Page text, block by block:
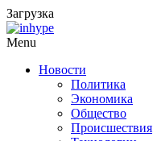
Загрузка
Menu
Новости
Политика
Экономика
Общество
Происшествия